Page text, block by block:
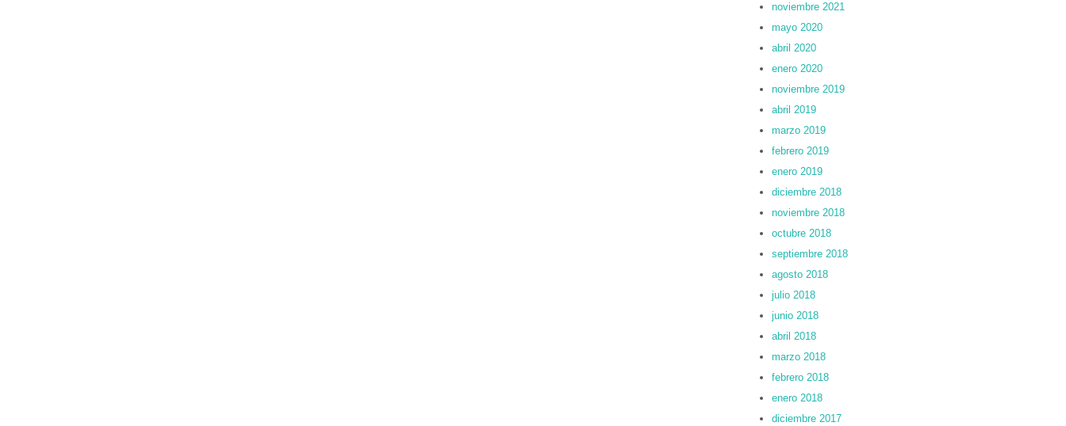
noviembre 2021
mayo 2020
abril 2020
enero 2020
noviembre 2019
abril 2019
marzo 2019
febrero 2019
enero 2019
diciembre 2018
noviembre 2018
octubre 2018
septiembre 2018
agosto 2018
julio 2018
junio 2018
abril 2018
marzo 2018
febrero 2018
enero 2018
diciembre 2017